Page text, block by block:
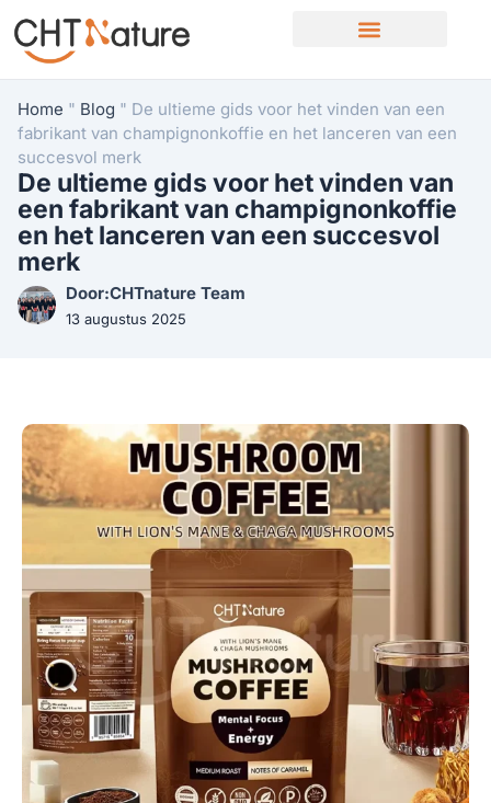
Home " Blog " De ultieme gids voor het vinden van een
fabrikant van champignonkoffie en het lanceren van een
succesvol merk
De ultieme gids voor het vinden van
een fabrikant van champignonkoffie
en het lanceren van een succesvol
merk
Door:CHTnature Team
13 augustus 2025